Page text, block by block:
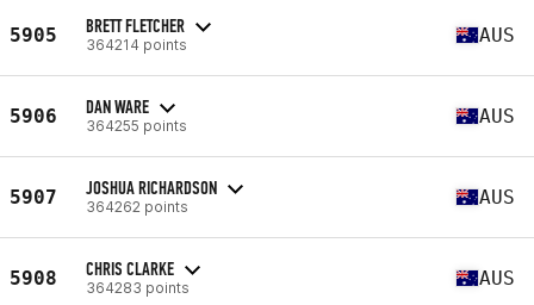
5905 BRETT FLETCHER
364214 points AUS
5906 DAN WARE
364255 points AUS
5907 JOSHUA RICHARDSON
364262 points AUS
5908 CHRIS CLARKE
364283 points AUS